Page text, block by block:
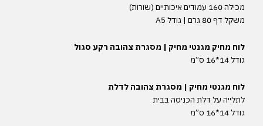
מכילה 160 עמודים איכותיים (שורות)
משקל דף 80 גרם | גודל A5
לוח מחיק מגנטי מחיק | מסגרת צהובה רקע סגול
גודל 14*16 ס”מ
לוח מגנטי מחיק | מסגרת צהובה לדלת
לתלייה על דלת הכניסה בבית
גודל 14*16 ס”מ